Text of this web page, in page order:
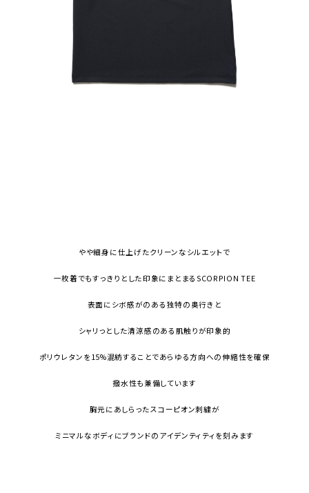
やや細身に仕上げたクリーンなシルエットで
一枚着でもすっきりとした印象にまとまるSCORPION TEE
表面にシボ感がのある独特の奥行きと
シャリっとした清涼感のある肌触りが印象的
ポリウレタンを15%混紡することであらゆる方向への伸縮性を確保
撥水性も兼備しています
胸元にあしらったスコーピオン刺繍が
ミニマルなボディにブランドのアイデンティティを刻みます